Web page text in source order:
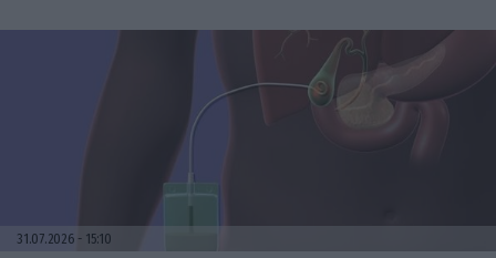
31.07.2026 15:10